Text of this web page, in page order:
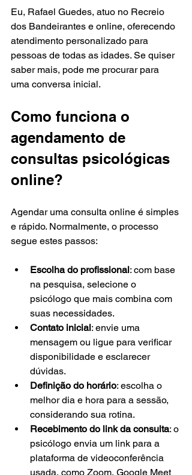
Eu, Rafael Guedes, atuo no Recreio
dos Bandeirantes e online, oferecendo
atendimento personalizado para
pessoas de todas as idades. Se quiser
saber mais, pode me procurar para
uma conversa inicial.
Como funciona o
agendamento de
consultas psicológicas
online?
Agendar uma consulta online é simples
e rápido. Normalmente, o processo
segue estes passos:
Escolha do profissional: com base
na pesquisa, selecione o
psicólogo que mais combina com
suas necessidades.
Contato inicial: envie uma
mensagem ou ligue para verificar
disponibilidade e esclarecer
dúvidas.
Definição do horário: escolha o
melhor dia e hora para a sessão,
considerando sua rotina.
Recebimento do link da consulta: o
psicólogo envia um link para a
plataforma de videoconferência
usada, como Zoom, Google Meet